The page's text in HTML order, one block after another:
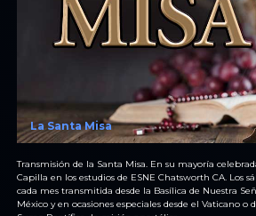
La Santa Misa
Transmisión de la Santa Misa. En su mayoría
Capilla en los estudios de ESNE Chatsworth CA. Los
cada mes transmitida desde la Basílica de Nuestra
México y en ocasiones especiales desde el Vaticano o